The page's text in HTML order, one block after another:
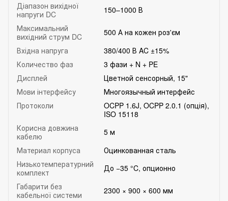
Діапазон вихідної
напруги DC
150–1000 В
Максимальний
вихідний струм DC
500 А на кожен роз'єм
Вхідна напруга
380/400 В AC ±15%
Количество фаз
3 фази + N + PE
Дисплей
Цветной сенсорный, 15"
Мови інтерфейсу
Многоязычный интерфейс
Протоколи
OCPP 1.6J, OCPP 2.0.1 (опція),
ISO 15118
Корисна довжина
кабелю
5 м
Материал корпуса
Оцинкованная сталь
Низькотемпературний
комплект
До −35 °C, опционно
Габарити без
кабельної системи
2300 × 900 × 600 мм